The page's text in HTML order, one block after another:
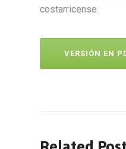
costarricense.
VERSIÓN EN